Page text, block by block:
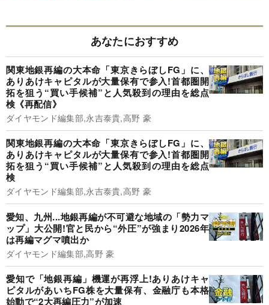
あなたにおすすめ
関東地銀再編の大本命「東京きらぼしFG」に、
ありあけキャピタルが大量保有で参入!首都圏開
拓を狙う“買い手候補”と人気殺到の理由を総点
検《再配信》
ダイヤモンド編集部,永吉泰貴,高野 豪
関東地銀再編の大本命「東京きらぼしFG」に、
ありあけキャピタルが大量保有で参入!首都圏開
拓を狙う“買い手候補”と人気殺到の理由を総点
検
ダイヤモンド編集部,永吉泰貴,高野 豪
愛知、九州...地銀再編が不可避な地域の「勢力マ
ップ」大公開!官と民から“外圧”が強まり2026年
は再編マグマ噴出か
ダイヤモンド編集部,高野 豪
愛知で「地銀再編」機運が再浮上!ありあけキャ
ピタルがあいちFG株を大量保有、金融庁も本格
始動で“2大再編圧力”が加速